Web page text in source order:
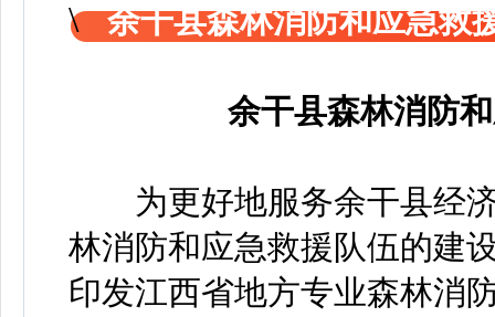
余干县森林消防和应急救
余干县森林消防
为更好地服务余干县经济
林消防和应急救援队伍的建
印发江西省地方专业森林消